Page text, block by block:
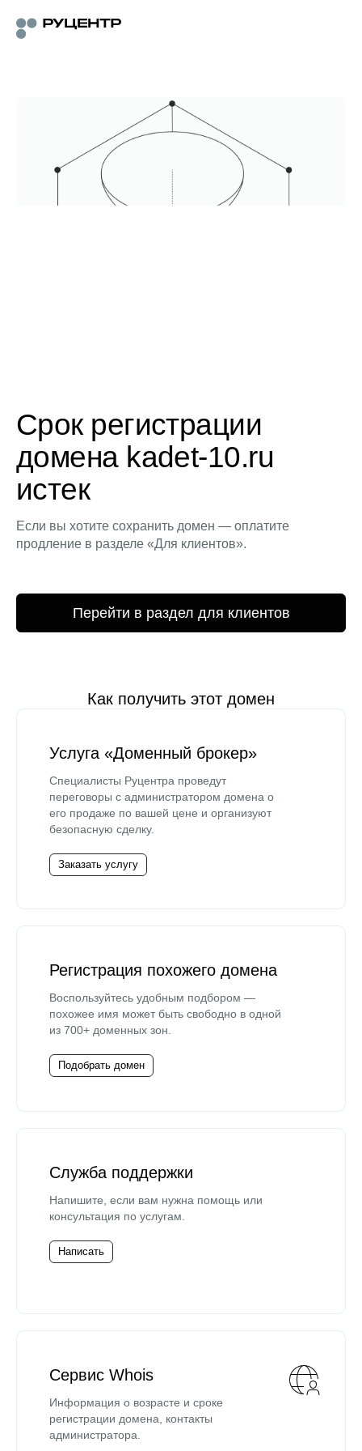
Срок регистрации
домена kadet-10.ru
истек
Если вы хотите сохранить домен — оплатите
продление в разделе «Для клиентов».
Перейти в раздел для клиентов
Как получить этот домен
Услуга «Доменный брокер»
Специалисты Руцентра проведут
переговоры с администратором домена о
его продаже по вашей цене и организуют
безопасную сделку.
Заказать услугу
Регистрация похожего домена
Воспользуйтесь удобным подбором —
похожее имя может быть свободно в одной
из 700+ доменных зон.
Подобрать домен
Служба поддержки
Напишите, если вам нужна помощь или
консультация по услугам.
Написать
Сервис Whois
Информация о возрасте и сроке
регистрации домена, контакты
администратора.